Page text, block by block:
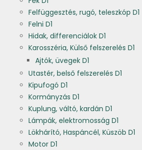
Felfüggesztés, rugó, teleszkóp D1
Felni D1
Hidak, differenciálok D1
Karosszéria, Külső felszerelés D1
Ajtók, üvegek D1
Utastér, belső felszerelés D1
Kipufogó D1
Kormányzás D1
Kuplung, váltó, kardán D1
Lámpák, elektromosság D1
Lökhárító, Haspáncél, Küszöb D1
Motor D1